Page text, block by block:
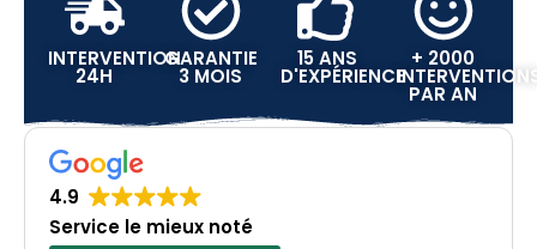
INTERVENTION
24H
GARANTIE
3 MOIS
15 ANS
D'EXPÉRIENCE
+ 2000
PAR AN
4.9
Service le mieux noté